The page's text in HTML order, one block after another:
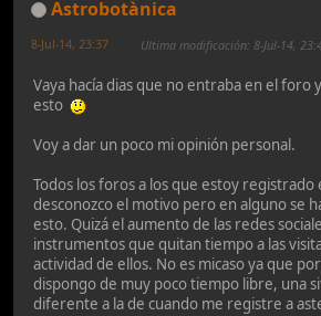
Astrobotànica
8-Jul-14, 23:37 Ultima modificación: 8-Jul-14,
Vaya hacía dias que no entraba en el foro
esto
Voy a dar un poco mi opinión personal.
Todos los foros a los que estoy registrado
desconozco el motivo pero en alguno se
esto. Quizá el aumento de las redes
instrumentos que quitan tiempo a las
actividad de ellos. No es micaso ya que
dispongo de muy poco tiempo libre, una
diferente a la de cuando me registre a